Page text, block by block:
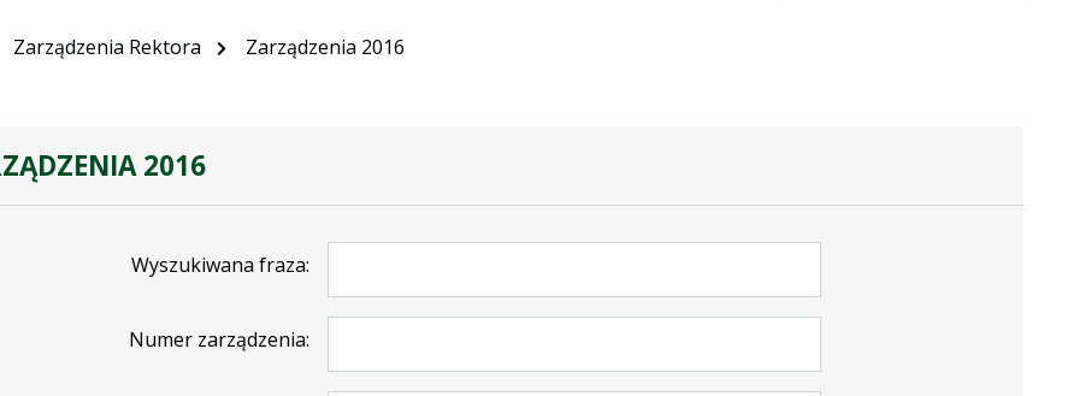
Zarządzenia Rektora Zarządzenia 2016
2016
Wyszukiwana fraza
Numer zarządzenia